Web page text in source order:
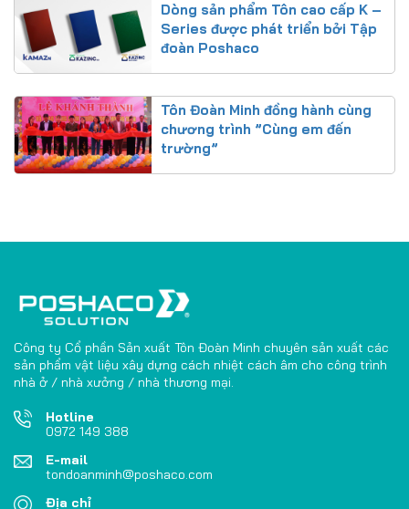
Dòng sản phẩm Tôn cao cấp K –
Series được phát triển bởi Tập
đoàn Poshaco
Tôn Đoàn Minh đồng hành cùng
chương trình ”Cùng em đến
trường”
Công ty Cổ phần Sản xuất Tôn Đoàn Minh chuyên sản xuất các
sản phẩm vật liệu xây dựng cách nhiệt cách âm cho công trình
nhà ở / nhà xưởng / nhà thương mại.
Hotline
0972 149 388
E-mail
tondoanminh@poshaco.com
Địa chỉ